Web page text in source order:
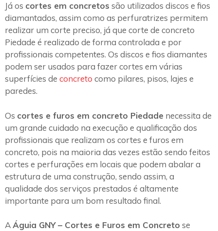
Já os cortes em concretos são utilizados discos e fios
diamantados, assim como as perfuratrizes permitem
realizar um corte preciso, já que corte de concreto
Piedade é realizado de forma controlada e por
profissionais competentes. Os discos e fios diamantes
podem ser usados para fazer cortes em várias
superfícies de concreto como pilares, pisos, lajes e
paredes.
Os cortes e furos em concreto Piedade necessita de
um grande cuidado na execução e qualificação dos
profissionais que realizam os cortes e furos em
concreto, pois na maioria das vezes estão sendo feitos
cortes e perfurações em locais que podem abalar a
estrutura de uma construção, sendo assim, a
qualidade dos serviços prestados é altamente
importante para um bom resultado final.
AÁguia GNY – Cortes e Furos em Concreto se